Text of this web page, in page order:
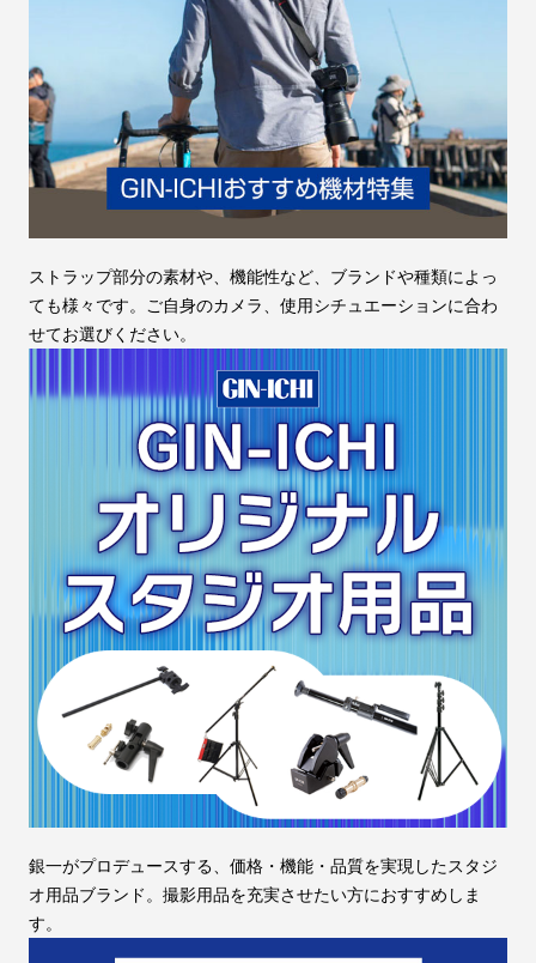
ストラップ部分の素材や、機能性など、ブランドや種類によっ
ても様々です。ご自身のカメラ、使用シチュエーションに合わ
せてお選びください。
銀一がプロデュースする、価格・機能・品質を実現したスタジ
オ用品ブランド。撮影用品を充実させたい方におすすめしま
す。